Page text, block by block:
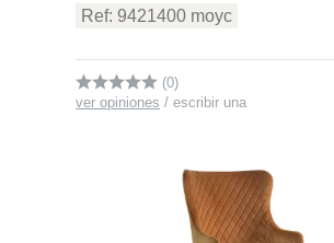
Ref: 9421400 moyc
(0)
ver opiniones / escribir una